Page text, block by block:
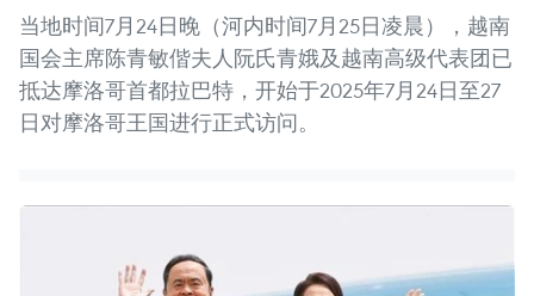
当地时间7月24日晚（河内时间7月25日凌晨），越南
国会主席陈青敏偕夫人阮氏青娥及越南高级代表团已
抵达摩洛哥首都拉巴特，开始于2025年7月24日至27
日对摩洛哥王国进行正式访问。